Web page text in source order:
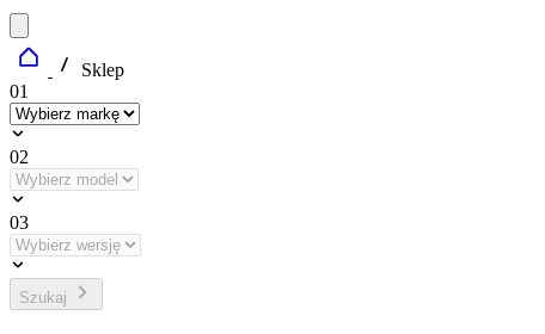
Sklep
01
02
03
Szukaj